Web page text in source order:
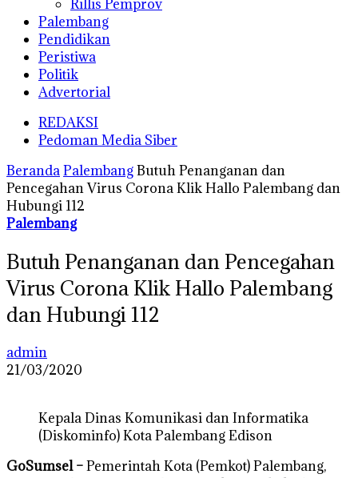
Rillis Pemprov
Palembang
Pendidikan
Peristiwa
Politik
Advertorial
REDAKSI
Pedoman Media Siber
BerandaPalembangButuh Penanganan dan
Pencegahan Virus Corona Klik Hallo Palembang dan
Hubungi 112
Palembang
Butuh Penanganan dan Pencegahan
Virus Corona Klik Hallo Palembang
dan Hubungi 112
admin
21/03/2020
Kepala Dinas Komunikasi dan Informatika
(Diskominfo) Kota Palembang Edison
GoSumsel –Pemerintah Kota (Pemkot) Palembang,